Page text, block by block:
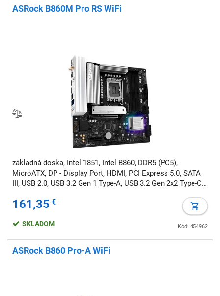
ASRock B860M Pro RS WiFi
základná doska, Intel 1851, Intel B860, DDR5 (PC5),
MicroATX, DP - Display Port, HDMI, PCI Express 5.0, SATA
III, USB 2.0, USB 3.2 Gen 1 Type-A, USB 3.2 Gen 2x2 Type-C,
161,35 €
Kód: 454962
SKLADOM
ASRock B860 Pro-A WiFi